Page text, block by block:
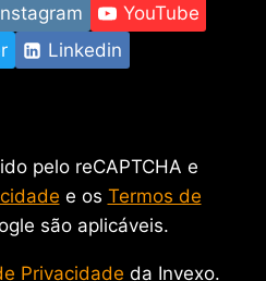
YouTube
Linkedin
pelo reCAPTCHA e
e os Termos de
são aplicáveis.
Privacidade da Invexo.